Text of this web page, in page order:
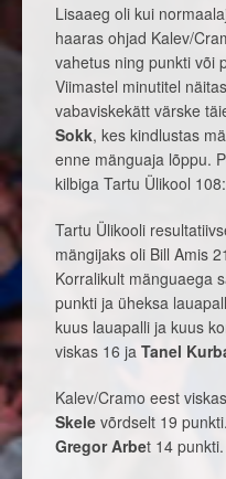
Lisaaeg oli kui
haaras ohjad Kalev/
vahetus ning punkti või
Viimastel minutitel
vabaviskekätt värske
Sokk, kes kindlustas
enne mänguaja lõppu.
kilbiga Tartu Ülikool
Tartu Ülikooli
mängijaks oli Bill Amis
Korralikult mänguaega
punkti ja üheksa
kuus lauapalli ja kuus
viskas 16 ja Tanel
Kalev/Cramo eest
Skele võrdselt 19 punkti.
Gregor Arbet 14 punkti.